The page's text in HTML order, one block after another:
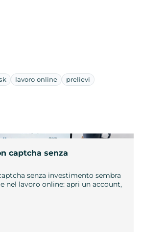
lavoro online prelievi
captcha senza
senza investimento sembra
nel lavoro online: apri un account,